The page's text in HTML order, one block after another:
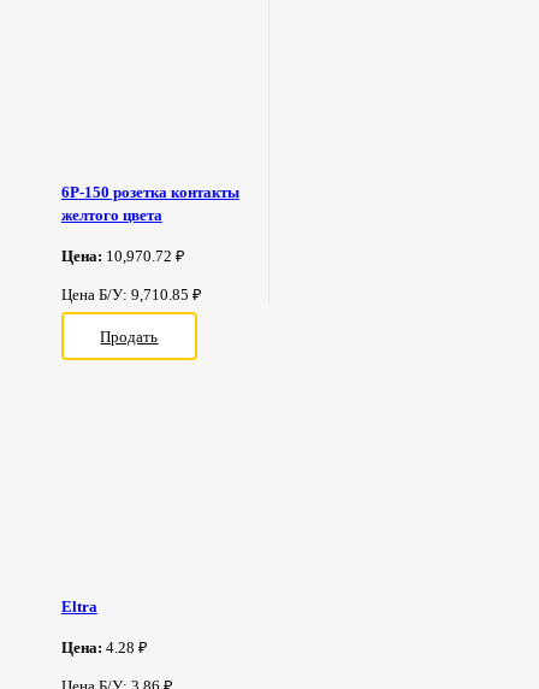
6Р-150 розетка контакты
желтого цвета
Цена: 10,970.72 ₽
Цена Б/У: 9,710.85 ₽
Продать
Eltra
Цена: 4.28 ₽